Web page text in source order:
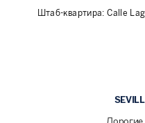
Штаб-квартира: Calle